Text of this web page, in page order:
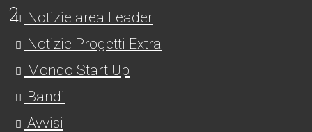
Notizie area Leader
Notizie Progetti Extra
Mondo Start Up
Bandi
Avvisi